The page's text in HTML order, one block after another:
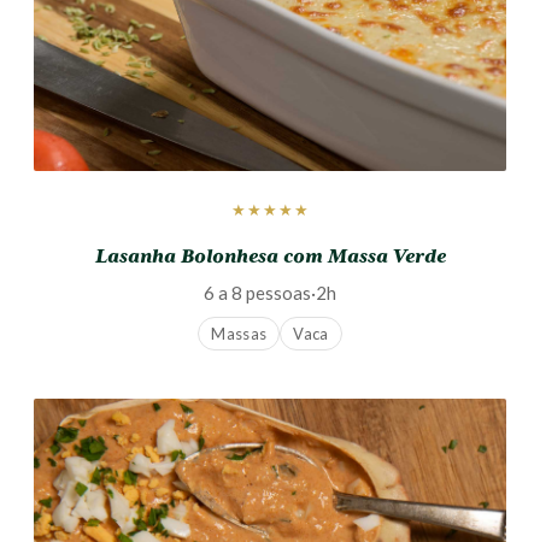
★★★★★
Lasanha Bolonhesa com Massa Verde
6 a 8 pessoas·2h
Massas Vaca